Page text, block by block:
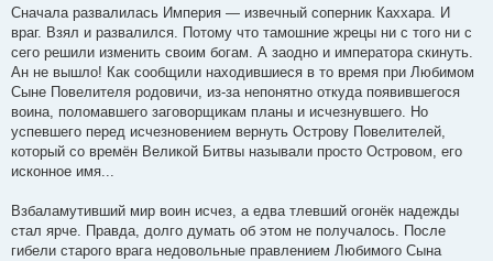
Сначала развалилась Империя — извечный соперник Каххара. И
враг. Взял и развалился. Потому что тамошние жрецы ни с того ни с
сего решили изменить своим богам. А заодно и императора скинуть.
Ан не вышло! Как сообщили находившиеся в то время при Любимом
Сыне Повелителя родовичи, из-за непонятно откуда появившегося
воина, поломавшего заговорщикам планы и исчезнувшего. Но
успевшего перед исчезновением вернуть Острову Повелителей,
который со времён Великой Битвы называли просто Островом, его
исконное имя...
Взбаламутивший мир воин исчез, а едва тлевший огонёк надежды
стал ярче. Правда, долго думать об этом не получалось. После
гибели старого врага недовольные правлением Любимого Сына